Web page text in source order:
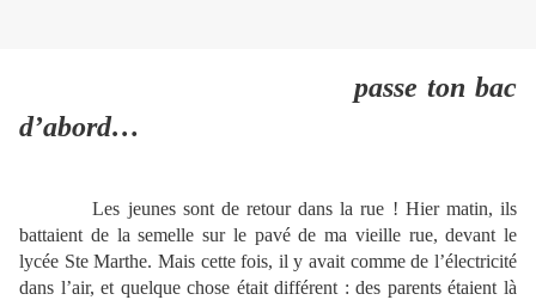
passe ton bac
d’abord…
Les jeunes sont de retour dans la rue ! Hier matin, ils
battaient de la semelle sur le pavé de ma vieille rue, devant le
lycée Ste Marthe. Mais cette fois, il y avait comme de l’électricité
dans l’air, et quelque chose était différent : des parents étaient là